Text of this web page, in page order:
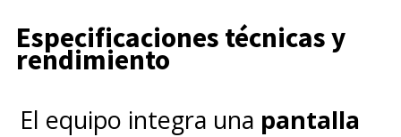
Switch 1 y 2 , mientras que el
DLCMegadimensiónse lanza el
Especificaciones técnicas y
rendimiento
El equipo integra una pantalla